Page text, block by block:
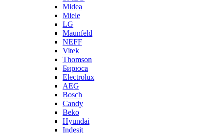
Midea
Miele
LG
Maunfeld
NEFF
Vitek
Thomson
Бирюса
Electrolux
AEG
Bosch
Candy
Beko
Hyundai
Indesit